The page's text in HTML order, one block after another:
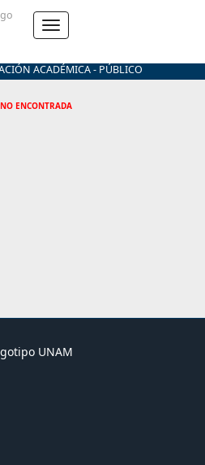
ACADÉMICA - PÚBLICO
ENCONTRADA